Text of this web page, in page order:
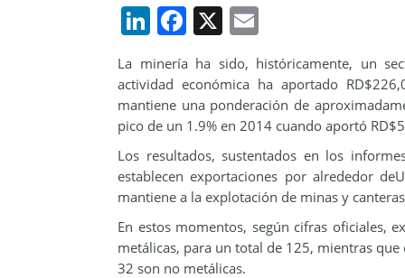
LinkedIn
Facebook
X
La minería ha sido, históricamente, un
actividad económica ha aportado
mantiene una ponderación de
pico de un 1.9% en 2014 cuando aportó
Los resultados, sustentados en los
establecen exportaciones por alrededor
mantiene a la explotación de minas y
En estos momentos, según cifras oficiales,
metálicas, para un total de 125, mientras
32 son no metálicas.